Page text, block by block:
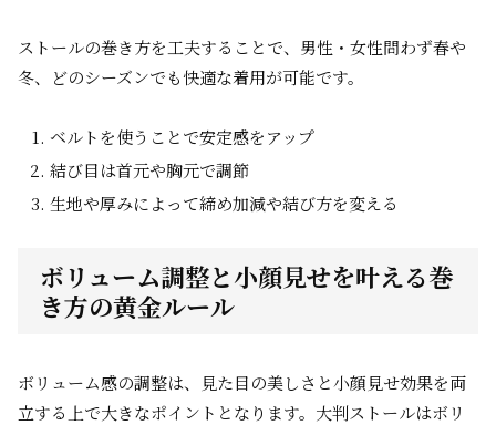
ストールの巻き方を工夫することで、男性・女性問わず春や
冬、どのシーズンでも快適な着用が可能です。
ベルトを使うことで安定感をアップ
結び目は首元や胸元で調節
生地や厚みによって締め加減や結び方を変える
ボリューム調整と小顔見せを叶える巻
き方の黄金ルール
ボリューム感の調整は、見た目の美しさと小顔見せ効果を両
立する上で大きなポイントとなります。大判ストールはボリ